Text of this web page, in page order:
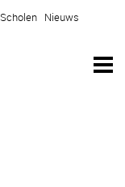
Scholen Nieuws